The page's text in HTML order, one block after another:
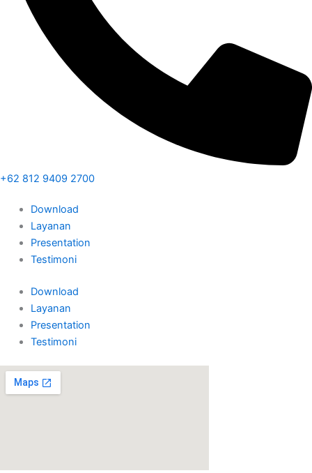
+62 812 9409 2700
Download
Layanan
Presentation
Testimoni
Download
Layanan
Presentation
Testimoni